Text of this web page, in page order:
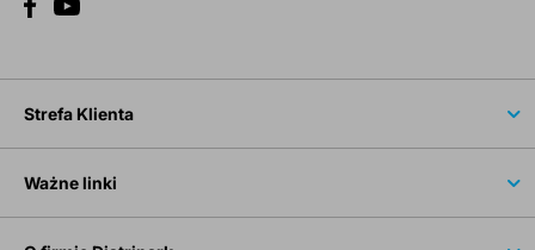
Strefa Klienta
Ważne linki